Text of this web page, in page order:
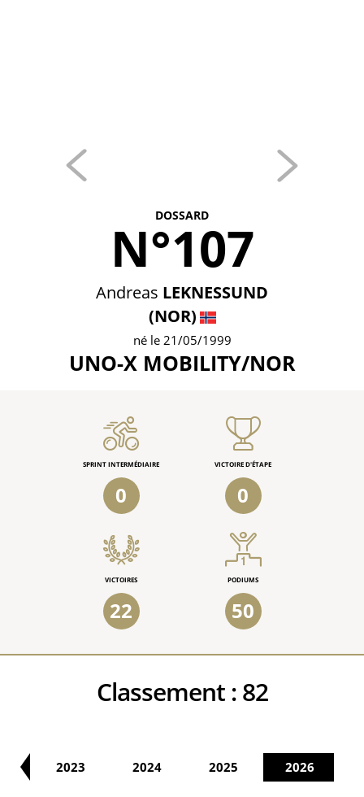
DOSSARD
N°107
Andreas LEKNESSUND
(NOR)
né le 21/05/1999
UNO-X MOBILITY/NOR
SPRINT INTERMÉDIAIRE
0
VICTOIRE D'ÉTAPE
0
VICTOIRES
22
PODIUMS
50
Classement :82
2023 2024 2025 2026